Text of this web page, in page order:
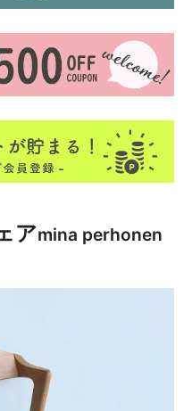
アmina perhonen